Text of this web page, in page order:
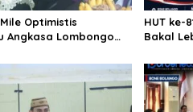
Optimistis
Angkasa Lombongo
HUT ke-
Bakal